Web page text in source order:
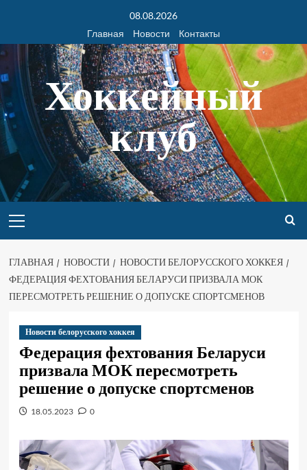
08.08.2026
Главная
Новости Контакты
Хоккейный
клуб
ГЛАВНАЯ НОВОСТИ
НОВОСТИ БЕЛОРУССКОГО ХОККЕЯ
ФЕДЕРАЦИЯ ФЕХТОВАНИЯ БЕЛАРУСИ ПРИЗВАЛА МОК
ПЕРЕСМОТРЕТЬ РЕШЕНИЕ О ДОПУСКЕ СПОРТСМЕНОВ
Новости белорусского хоккея
Федерация фехтования Беларуси
призвала МОК пересмотреть
решение о допуске спортсменов
18.05.2023 0